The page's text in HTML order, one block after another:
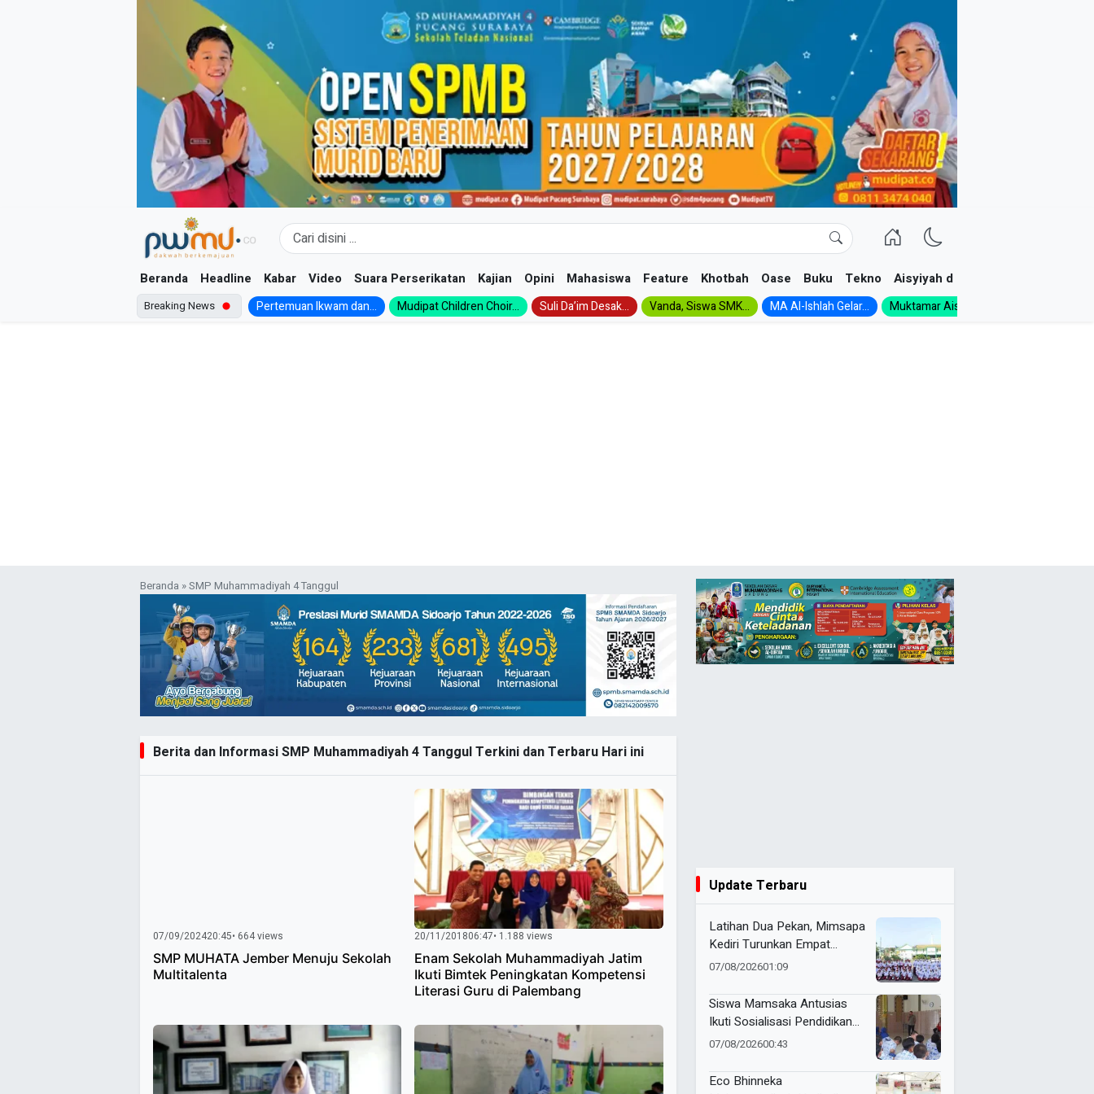
Beranda Headline Kabar Video Suara Perserikatan Kajian Opini Mahasiswa Feature Khotbah Oase Buku Tekno Aisyiyah dan NA
Breaking News Pertemuan Ikwam dan... Mudipat Children Choir... Suli Da’im Desak... Vanda, Siswa SMK... MA Al-Ishlah Gelar... Muktamar Aisyiyah 1926:...
Beranda »SMP Muhammadiyah 4 Tanggul
Berita dan Informasi SMP Muhammadiyah 4 Tanggul Terkini dan Terbaru Hari ini
07/09/202420:45• 664 views
SMP MUHATA Jember Menuju Sekolah
Multitalenta
20/11/201806:47• 1.188 views
Enam Sekolah Muhammadiyah Jatim
Ikuti Bimtek Peningkatan Kompetensi
Literasi Guru di Palembang
Update Terbaru
Latihan Dua Pekan, Mimsapa
Kediri Turunkan Empat
Peleton pada LBB HUT Ke-
07/08/202601:09
Siswa Mamsaka Antusias
Ikuti Sosialisasi Pendidikan
Lanjutan ke Luar Negeri
07/08/202600:43
Eco Bhinneka